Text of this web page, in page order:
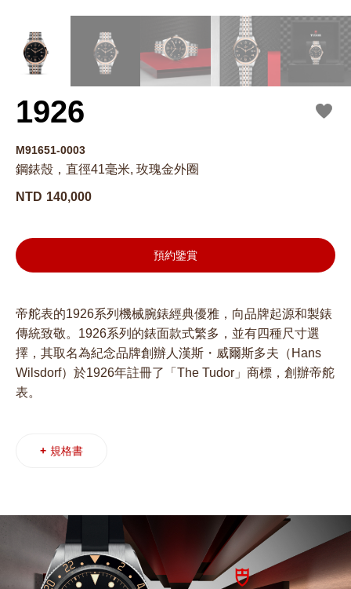
1926
M91651-0003
鋼錶殼，直徑41毫米, 玫瑰金外圈
NTD 140,000
預約鑒賞
帝舵表的1926系列機械腕錶經典優雅，向品牌起源和製錶
傳統致敬。1926系列的錶面款式繁多，並有四種尺寸選
擇，其取名為紀念品牌創辦人漢斯・威爾斯多夫（Hans
Wilsdorf）於1926年註冊了「The Tudor」商標，創辦帝舵
表。
+ 規格書